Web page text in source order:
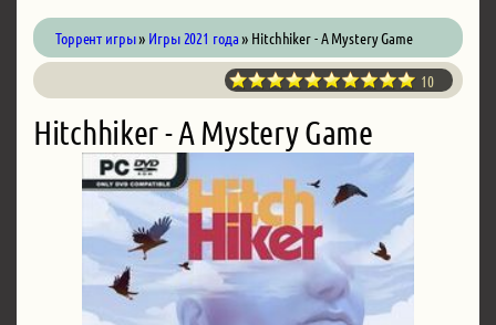
Торрент игры» Игры 2021 года» Hitchhiker - A Mystery Game
10
Hitchhiker - A Mystery Game